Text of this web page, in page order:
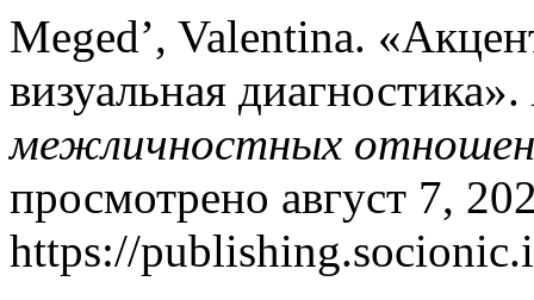
Meged’, Valentina.
визуальная диагностика».
межличностных
просмотрено август 7,
https://